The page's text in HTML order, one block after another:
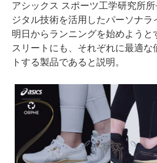
アシックス スポーツ工学研究所
ジタル技術を活用したパーソナラ
明日からランニングを始めようと
スリートにも、それぞれに最適な
トする製品であると説明。